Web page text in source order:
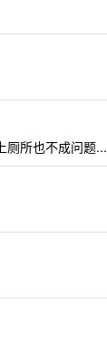
厕所也不成问题...